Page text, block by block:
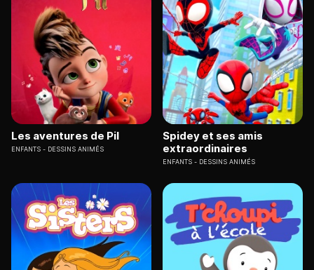
Les aventures de Pil
ENFANTS DESSINS ANIMÉS
Spidey et ses amis
extraordinaires
ENFANTS DESSINS ANIMÉS